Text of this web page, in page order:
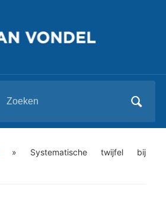
naar:
» Systematische twijfel bij